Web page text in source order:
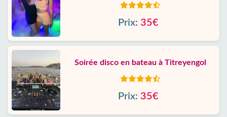
Prix: 35€
Soirée disco en bateau à Titreyengol
Prix: 35€